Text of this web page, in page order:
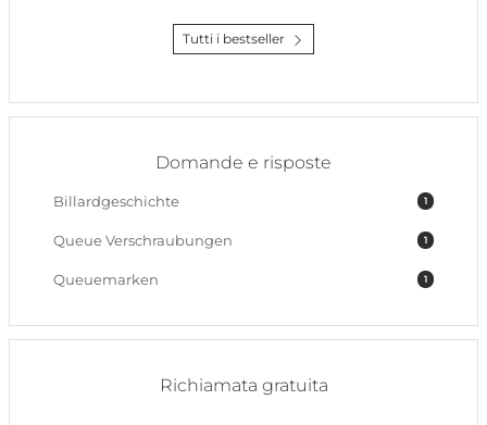
Tutti i bestseller
Domande e risposte
1
Billardgeschichte
1
Queue Verschraubungen
1
Queuemarken
Richiamata gratuita